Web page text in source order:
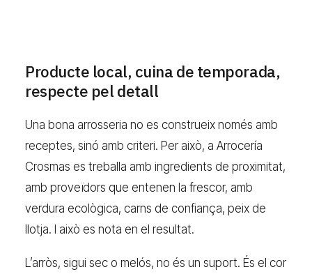
Producte local, cuina de temporada,
respecte pel detall
Una bona arrosseria no es construeix només amb
receptes, sinó amb criteri. Per això, a Arrocería
Crosmas es treballa amb ingredients de proximitat,
amb proveïdors que entenen la frescor, amb
verdura ecològica, carns de confiança, peix de
llotja. I això es nota en el resultat.
L’arròs, sigui sec o melós, no és un suport. És el cor